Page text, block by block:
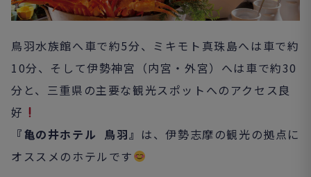
鳥羽水族館へ車で約5分、ミキモト真珠島へは車で約
10分、そして伊勢神宮（内宮・外宮）へは車で約30
分と、三重県の主要な観光スポットへのアクセス良
好
『亀の井ホテル 鳥羽』 は、伊勢志摩の観光の拠点に
オススメのホテルです